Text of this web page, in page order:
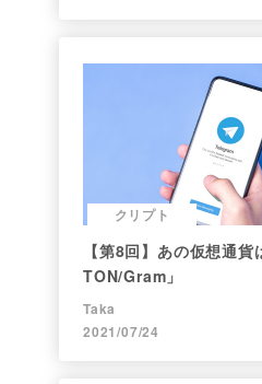
クリプト
【第8回】あの仮想通
TON/Gram」
Taka
2021/07/24